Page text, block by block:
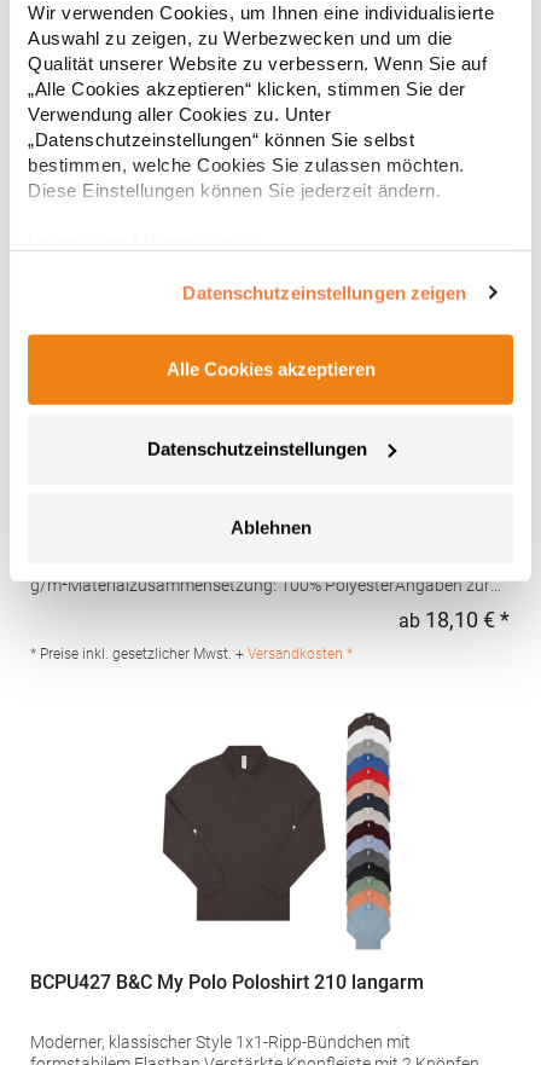
Wir verwenden Cookies, um Ihnen eine individualisierte
Auswahl zu zeigen, zu Werbezwecken und um die
Qualität unserer Website zu verbessern. Wenn Sie auf
„Alle Cookies akzeptieren“ klicken, stimmen Sie der
Verwendung aller Cookies zu. Unter
„Datenschutzeinstellungen“ können Sie selbst
bestimmen, welche Cookies Sie zulassen möchten.
Diese Einstellungen können Sie jederzeit ändern.
Datenschutzeinstellungen zeigen
Alle Cookies akzeptieren
Datenschutzeinstellungen
Ablehnen
mit Polyfilm für Formstabilität Flachstrick-Kragen und
Ärmelbündchen in Rippstrick Doppelnähte an Schultern
Verstärkte Nähte an stark beanspruchten Stellen Neutrales
Etikett im Kragen für die einfache Veredelung/Personalisierung
Verstärkte Knopfleiste mit drei Knöpfen Aufgesetzte
Brusttasche mit Knopfverschluss Verstärkte Seitenschlitze
Ersatzknopf Stehkragen Angesetzte Ärmel Weiches Piquet-
Gewebe mit COOL-DRY feuchtigkeitsabsorbierenden
Eigenschaften, Atmungsaktivität und Verzugkontrolle Weicher,
R312XHersteller: Result Clothing Ltd. Narcisova 1 821 01
ab16,05 € *
* Preise inkl. gesetzlicher Mwst. + Versandkosten *
W475 Henbury Herren Coolplus®
g/m²Materialzusammensetzung: 100% PolyesterAngaben zur
Kingsfordweg 151 1043GR Amsterdam Niederlande E-Mail:
marketing@henbury.com
ab 18,10 € *
* Preise inkl. gesetzlicher Mwst. + Versandkosten *
BCPU427 B&C My Polo Poloshirt 210 langarm
Moderner, klassischer Style 1x1-Ripp-Bündchen mit